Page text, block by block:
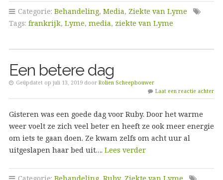
Categorie: Behandeling, Media, Ziekte van Lyme
Tags: frankrijk, Lyme, media, ziekte van Lyme
Een betere dag
Geüpdatet op juli 13, 2019 door Rolien Scheepbouwer
Laat een reactie achter
Gisteren was een goede dag voor Ruby. Door het warme
weer voelt ze zich veel beter en heeft ze ook meer energie
om iets te gaan doen. Ze kwam zelfs om acht uur al
uitgeslapen haar bed uit…. Lees verder